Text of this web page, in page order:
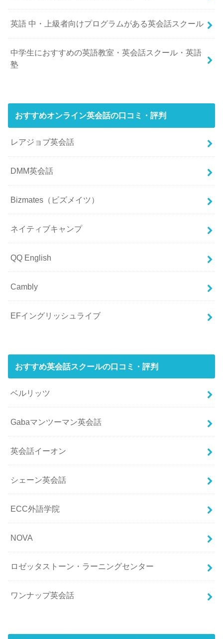
英語 中・上級者向けプログラムがある英会話スクール
中学生におすすめの英語教室・英会話スクール・英語
塾
おすすめオンライン英会話の口コミ・評判
レアジョブ英会話
DMM英会話
Bizmates（ビズメイツ）
ネイティブキャンプ
QQ English
Cambly
EFイングリッシュライブ
おすすめ英会話スクールの口コミ・評判
ベルリッツ
Gabaマンツーマン英会話
英会話イーオン
シェーン英会話
ECC外語学院
NOVA
ロゼッタストーン・ラーニングセンター
ワンナップ英会話